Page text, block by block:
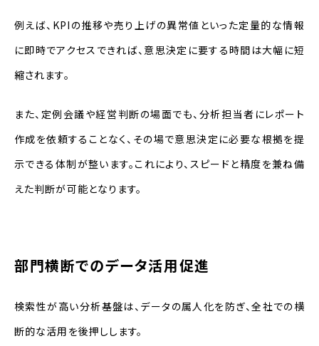
例えば、KPIの推移や売り上げの異常値といった定量的な情報
に即時でアクセスできれば、意思決定に要する時間は大幅に短
縮されます。
また、定例会議や経営判断の場面でも、分析担当者にレポート
作成を依頼することなく、その場で意思決定に必要な根拠を提
示できる体制が整います。これにより、スピードと精度を兼ね備
えた判断が可能となります。
部門横断でのデータ活用促進
検索性が高い分析基盤は、データの属人化を防ぎ、全社での横
断的な活用を後押しします。